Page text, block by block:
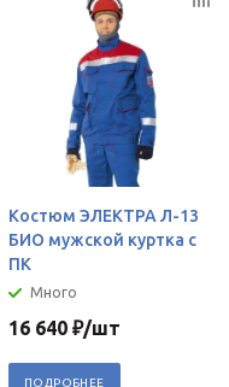
Костюм ЭЛЕКТРА Л-13
БИО мужской куртка с
ПК
Много
16 640 ₽/шт
ПОДРОБНЕЕ